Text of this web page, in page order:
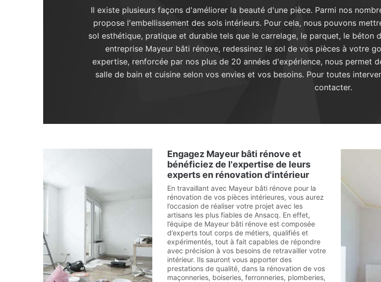
Il existe plusieurs façons d'améliorer la beauté d'une pièce. Parmi nos
propose l'embellissement des sols intérieurs. Pour cela, nous pouvons
sol esthétique, pratique et durable tels que le carrelage, le parquet, le
entreprise Mayeur bâti rénove, redessinez le sol de vos pièces à votre
expertise, renforcée par nos plus de 20 années d'expérience, nous permet
salle de bain et cuisine selon vos envies et vos besoins. Pour toutes
contacter.
Engagez Mayeur bâti rénove et
bénéficiez de l'expertise de leurs
experts en rénovation d'intérieur
En travaillant avec Mayeur bâti rénove pour la
rénovation de vos pièces intérieures, vous aurez
l’occasion de réaliser votre projet avec les
artisans les plus fiables de Ansacq. En effet,
l’équipe de Mayeur bâti rénove est composée
d’experts tout corps de métiers, qualifiés et
expérimentés, tout à fait capables de répondre
avec précision à vos besoins de retravailler votre
intérieur. Ils sauront vous apporter des
prestations de qualité, dans la rénovation de vos
maçonneries, boiseries, ferronneries, plomberies,